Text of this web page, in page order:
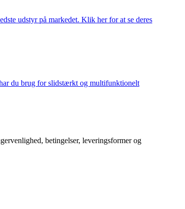
udstyr på markedet. Klik her for at se deres
du brug for slidstærkt og multifunktionelt
betingelser, leveringsformer og